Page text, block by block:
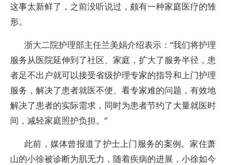
这事太新鲜了，之前没听说过，颇有一种家庭医疗的雏
形。
浙大二院护理部主任兰美娟介绍表示：“我们将护理
服务从医院延伸到了社区、家庭，扩大了服务半径，患
者足不出户就可以接受省级护理专家的指导和上门护理
服务，解决了患者就医不便、看专家难的问题，有效地
解决了患者的实际需求，同时为患者节约了大量就医时
间，减轻家庭照护负担。”
此前，媒体曾报道了护士上门服务的案例。家住萧
山的小徐被诊断为肌无力，随着疾病的进展，小徐如今